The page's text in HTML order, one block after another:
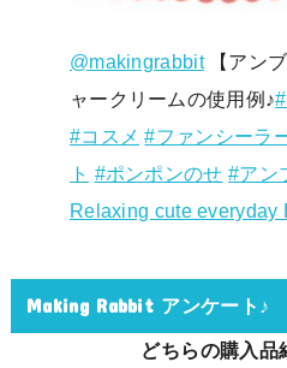
@makingrabbit【アン
ャークリームの使用例♪
#コスメ #ファンシーラ
ト #ポンポンのせ #アン
Relaxing cute everyday
Making Rabbit アンケート♪
どちらの購入品